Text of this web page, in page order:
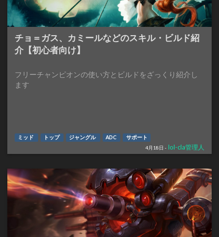
チョ＝ガス、カミールなどのスキル・ビルド紹
介【初心者向け】
フリーチャンピオンの使い方とビルドをざっくり紹介し
ます
ミッド トップ ジャングル ADC
サポート
4月18日 - lol-cla管理人